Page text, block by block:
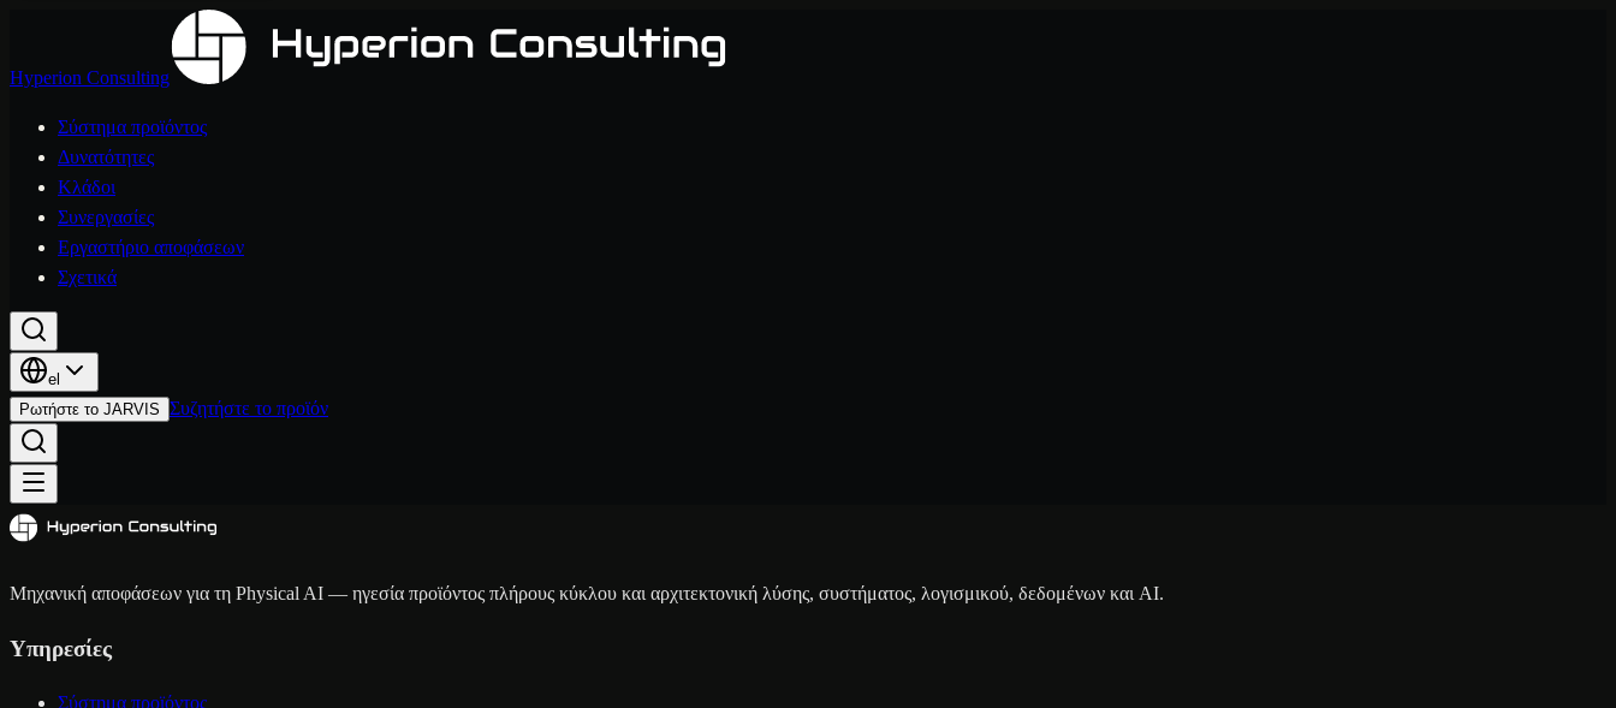
Hyperion Consulting
Σύστημα προϊόντος
Δυνατότητες
Κλάδοι
Συνεργασίες
Εργαστήριο αποφάσεων
Σχετικά
el
Ρωτήστε το JARVIS Συζητήστε το προϊόν
Μηχανική αποφάσεων για τη Physical AI — ηγεσία προϊόντος πλήρους κύκλου και αρχιτεκτονική λύσης, συστήματος, λογισμικού, δεδομένων και AI.
Υπηρεσίες
Σύστημα προϊόντος